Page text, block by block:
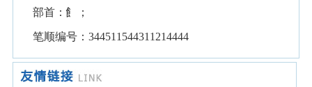
部首：飠；
笔顺编号：344511544311214444